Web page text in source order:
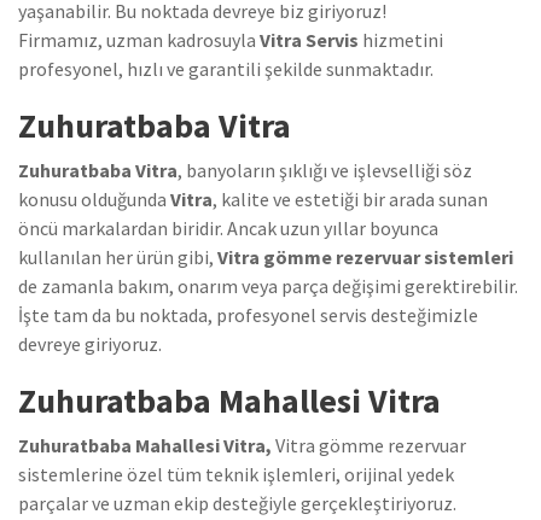
yaşanabilir. Bu noktada devreye biz giriyoruz!
Firmamız, uzman kadrosuyla Vitra Servis hizmetini
profesyonel, hızlı ve garantili şekilde sunmaktadır.
Zuhuratbaba Vitra
Zuhuratbaba Vitra, banyoların şıklığı ve işlevselliği söz
konusu olduğunda Vitra, kalite ve estetiği bir arada sunan
öncü markalardan biridir. Ancak uzun yıllar boyunca
kullanılan her ürün gibi, Vitra gömme rezervuar sistemleri
de zamanla bakım, onarım veya parça değişimi gerektirebilir.
İşte tam da bu noktada, profesyonel servis desteğimizle
devreye giriyoruz.
Zuhuratbaba Mahallesi Vitra
Zuhuratbaba Mahallesi Vitra, Vitra gömme rezervuar
sistemlerine özel tüm teknik işlemleri, orijinal yedek
parçalar ve uzman ekip desteğiyle gerçekleştiriyoruz.